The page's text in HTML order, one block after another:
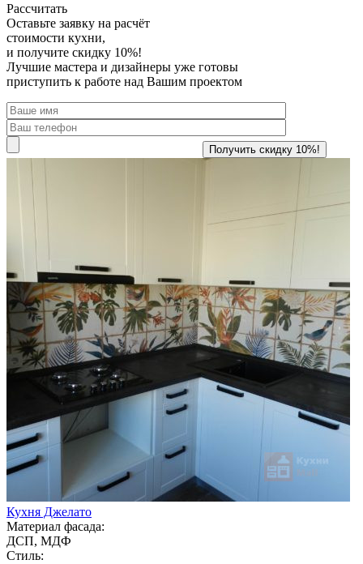
Рассчитать
Оставьте заявку на расчёт
стоимости кухни,
и получите скидку 10%!
Лучшие мастера и дизайнеры уже готовы
приступить к работе над Вашим проектом
Кухня Джелато
Материал фасада:
ДСП, МДФ
Стиль: